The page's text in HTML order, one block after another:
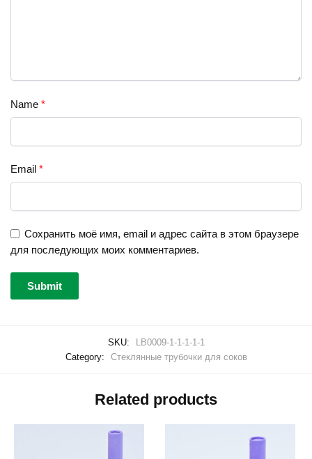
Name *
Email *
Сохранить моё имя, email и адрес сайта в этом браузере
для последующих моих комментариев.
SKU:
LB0009-1-1-1-1-1
Category:
Стеклянные трубочки для соков
Related products